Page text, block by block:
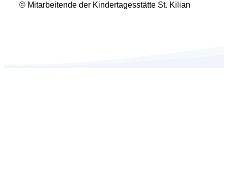
© Mitarbeitende der Kindertagesstätte St. Kilian